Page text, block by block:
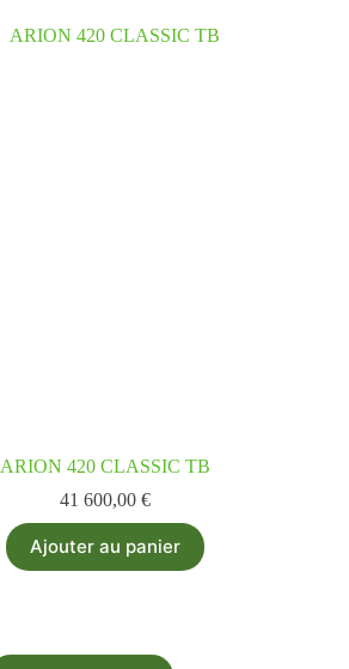
ARION 420 CLASSIC TB
41 600,00 €
Ajouter au panier